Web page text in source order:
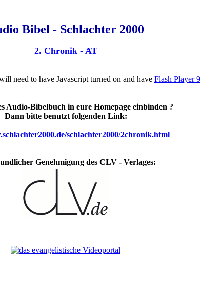
Bibel - Schlachter 2000
2. Chronik - AT
need to have Javascript turned on and have Flash Player 9
Audio-Bibelbuch in eure Homepage einbinden ?
Dann bitte benutzt folgenden Link:
schlachter2000/2chronik.html
Genehmigung des CLV - Verlages: